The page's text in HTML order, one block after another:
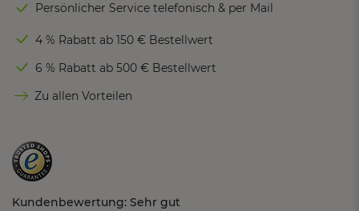
Persönlicher Service telefonisch & per Mail
4 % Rabatt ab 150 € Bestellwert
6 % Rabatt ab 500 € Bestellwert
Zu allen Vorteilen
Kundenbewertung: Sehr gut